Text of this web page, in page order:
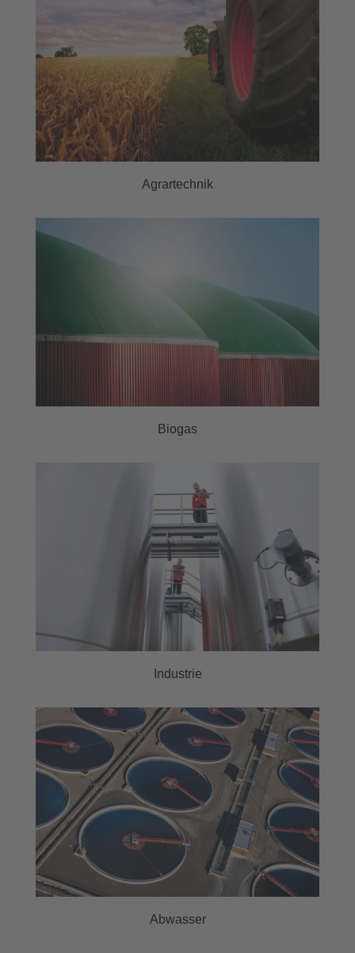
Agrartechnik
Biogas
Industrie
Abwasser